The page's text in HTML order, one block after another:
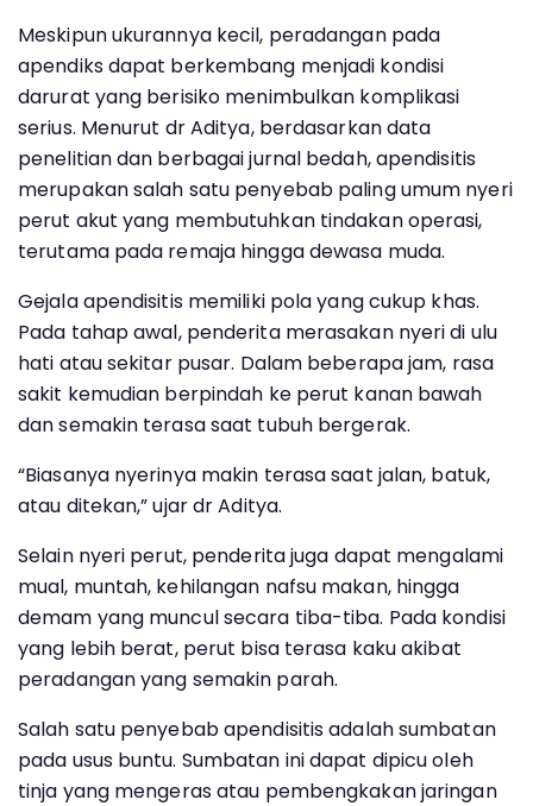
Meskipun ukurannya kecil, peradangan pada
apendiks dapat berkembang menjadi kondisi
darurat yang berisiko menimbulkan komplikasi
serius. Menurut dr Aditya, berdasarkan data
penelitian dan berbagai jurnal bedah, apendisitis
merupakan salah satu penyebab paling umum nyeri
perut akut yang membutuhkan tindakan operasi,
terutama pada remaja hingga dewasa muda.
Gejala apendisitis memiliki pola yang cukup khas.
Pada tahap awal, penderita merasakan nyeri di ulu
hati atau sekitar pusar. Dalam beberapa jam, rasa
sakit kemudian berpindah ke perut kanan bawah
dan semakin terasa saat tubuh bergerak.
“Biasanya nyerinya makin terasa saat jalan, batuk,
atau ditekan,” ujar dr Aditya.
Selain nyeri perut, penderita juga dapat mengalami
mual, muntah, kehilangan nafsu makan, hingga
demam yang muncul secara tiba-tiba. Pada kondisi
yang lebih berat, perut bisa terasa kaku akibat
peradangan yang semakin parah.
Salah satu penyebab apendisitis adalah sumbatan
pada usus buntu. Sumbatan ini dapat dipicu oleh
tinja yang mengeras atau pembengkakan jaringan